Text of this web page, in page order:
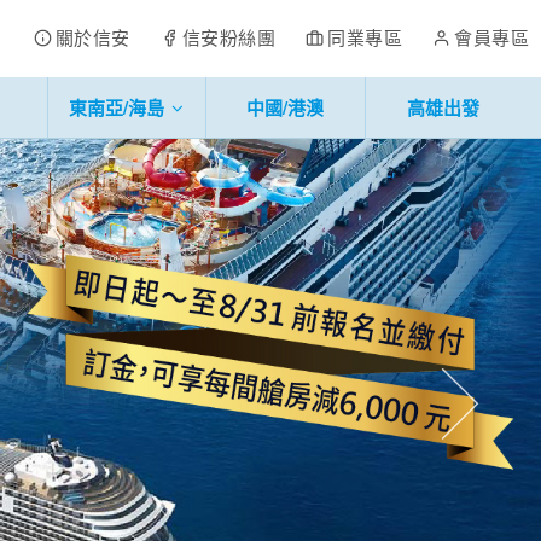
關於信安 信安粉絲團 同業專區 會員專區
東南亞/海島 中國/港澳 高雄出發
往後